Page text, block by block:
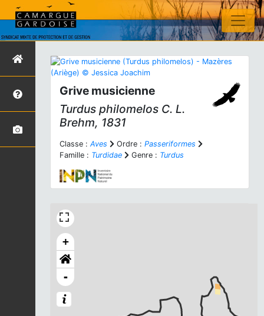
Grive musicienne
Turdus philomelos C. L.
Brehm, 1831
Classe : Aves Ordre : Passeriformes
Famille : Turdidae Genre : Turdus
+
-